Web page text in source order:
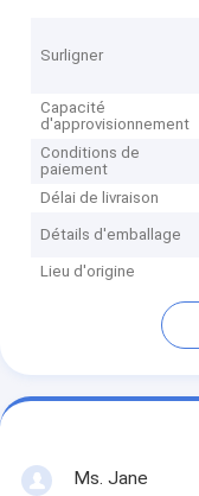
Surligner
Capacité
d'approvisionnement
Conditions de
paiement
Délai de livraison
Détails d'emballage
Lieu d'origine
Ms. Jane